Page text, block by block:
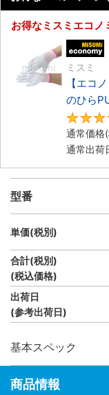
お得なミスミエコノ
ミスミ
【エコ
のひら
通常価格(
通常出荷
型番
単価(税別)
合計(税別)
(税込価格)
出荷日
(参考出荷日)
基本スペック
商品情報